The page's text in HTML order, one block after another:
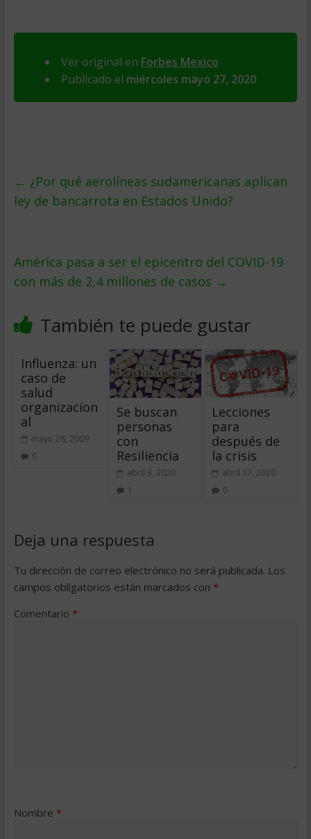
Ver original en Forbes Mexico
Publicado el miércoles mayo 27, 2020
← ¿Por qué aerolíneas sudamericanas aplican
ley de bancarrota en Estados Unido?
América pasa a ser el epicentro del COVID-19
con más de 2,4 millones de casos →
También te puede gustar
Influenza: un
caso de
salud
organizacion
al
mayo 28, 2009
0
Se buscan
personas
con
Resiliencia
abril 3, 2020
1
Lecciones
para
después de
la crisis
abril 17, 2020
0
Deja una respuesta
Tu dirección de correo electrónico no será publicada. Los
campos obligatorios están marcados con *
Comentario *
Nombre *